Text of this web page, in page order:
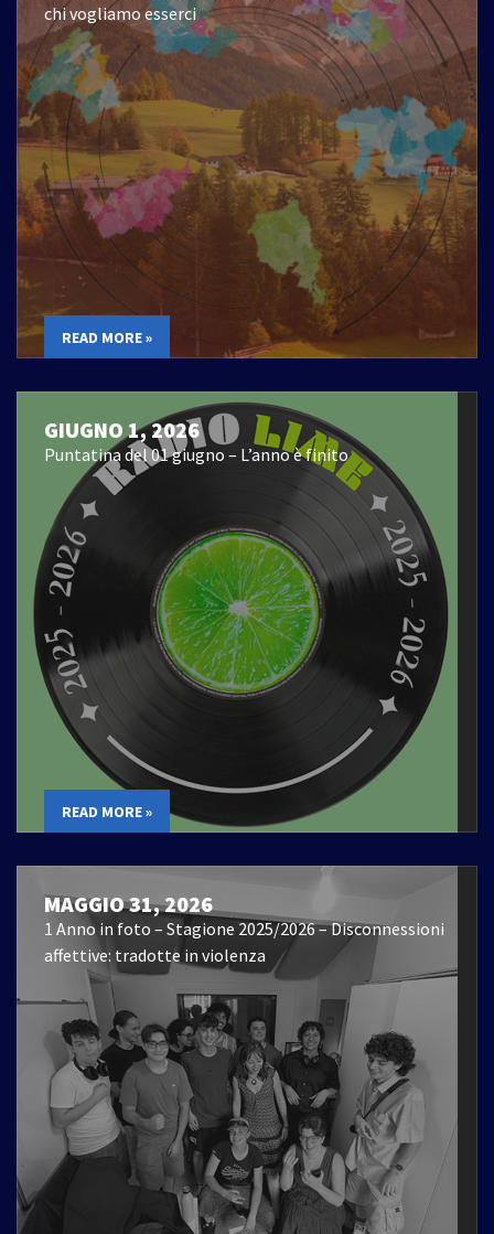
chi vogliamo esserci
READ MORE »
GIUGNO 1, 2026
Puntatina del 01 giugno – L’anno è finito
READ MORE »
MAGGIO 31, 2026
1 Anno in foto – Stagione 2025/2026 – Disconnessioni
affettive: tradotte in violenza